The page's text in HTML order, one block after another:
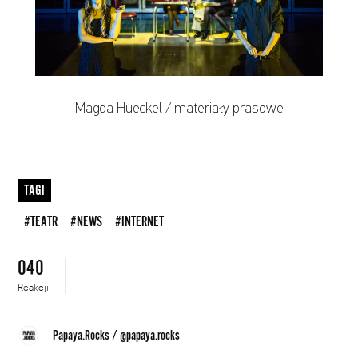
Magda Hueckel / materiały prasowe
TAGI
#TEATR #NEWS #INTERNET
040
Reakcji
Papaya.Rocks /@papaya.rocks